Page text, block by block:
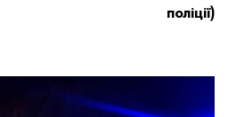
поліції)